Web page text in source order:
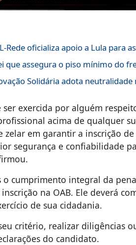
Rede oficializa apoio a Lula para
que assegura o piso mínimo do
Solidária adota neutralidade
ser exercida por alguém
acima de qualquer
zelar em garantir a inscrição
segurança e confiabilidade
o cumprimento integral da
na OAB. Ele deverá
de sua cidadania.
critério, realizar diligências
do candidato.